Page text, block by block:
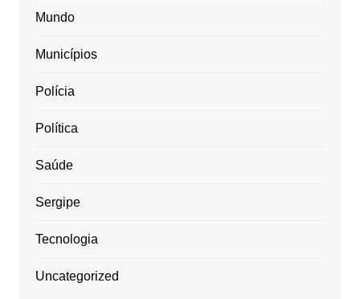
Mundo
Municípios
Polícia
Política
Saúde
Sergipe
Tecnologia
Uncategorized